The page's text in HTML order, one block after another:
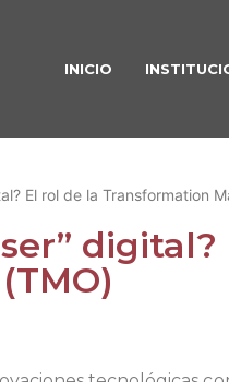
INICIO
El rol de la Transformation